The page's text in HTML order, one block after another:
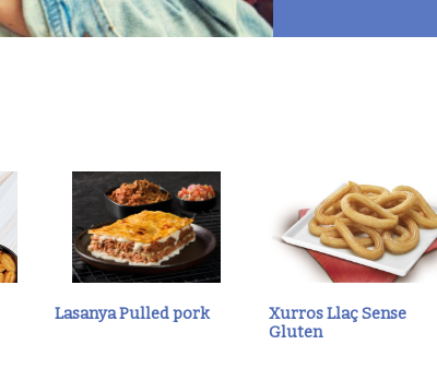
Lasanya Pulled pork
Xurros Llaç Sense
Gluten